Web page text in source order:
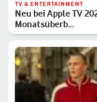
TV & ENTERTAINMENT
Neu bei Apple TV
Monatsüberb…